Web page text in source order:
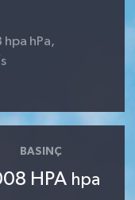
hpa hPa,
BASINÇ
HPA hpa